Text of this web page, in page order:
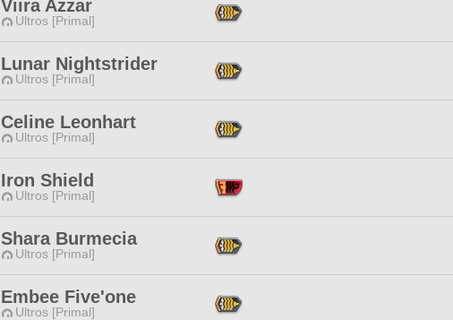
Viira Azzar
Ultros [Primal]
Lunar Nightstrider
Ultros [Primal]
Celine Leonhart
Ultros [Primal]
Iron Shield
Ultros [Primal]
Shara Burmecia
Ultros [Primal]
Embee Five'one
Ultros [Primal]